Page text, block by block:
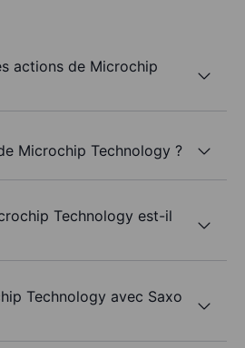
actions de Microchip
Microchip Technology ?
Technology est-il
Technology avec Saxo